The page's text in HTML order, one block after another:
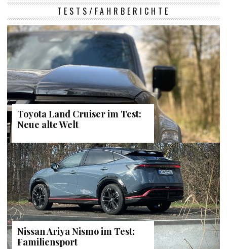
TESTS/FAHRBERICHTE
Toyota Land Cruiser im Test:
Neue alte Welt
Nissan Ariya Nismo im Test:
Familiensport